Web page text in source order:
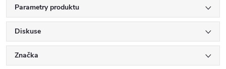
Parametry produktu
Diskuse
Značka